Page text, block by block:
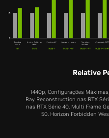
Relative
1440p, Configurações
Ray Reconstruction nas RTX
nas RTX Série 40. Multi Frame
50. Horizon Forbidden